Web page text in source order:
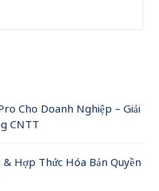
Cho Doanh Nghiệp – Giải
CNTT
Hợp Thức Hóa Bản Quyền